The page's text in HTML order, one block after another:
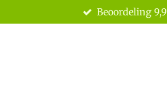
direct
Beoordeling 9,9